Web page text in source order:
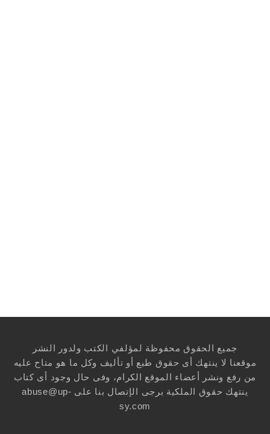
جميع الحقوق محفوظة لمؤلفي الكتب ولدور النشر
موقعنا لا ينتهك أى حقوق طبع أو تأليف وكل ما هو متاح عليه
من رفع ونشر أعضاء الموقع الكرام، وفى حال وجود أى كتاب
ينتهك حقوق الملكية برجى الإتصال بنا على abuse@up-
sy.com